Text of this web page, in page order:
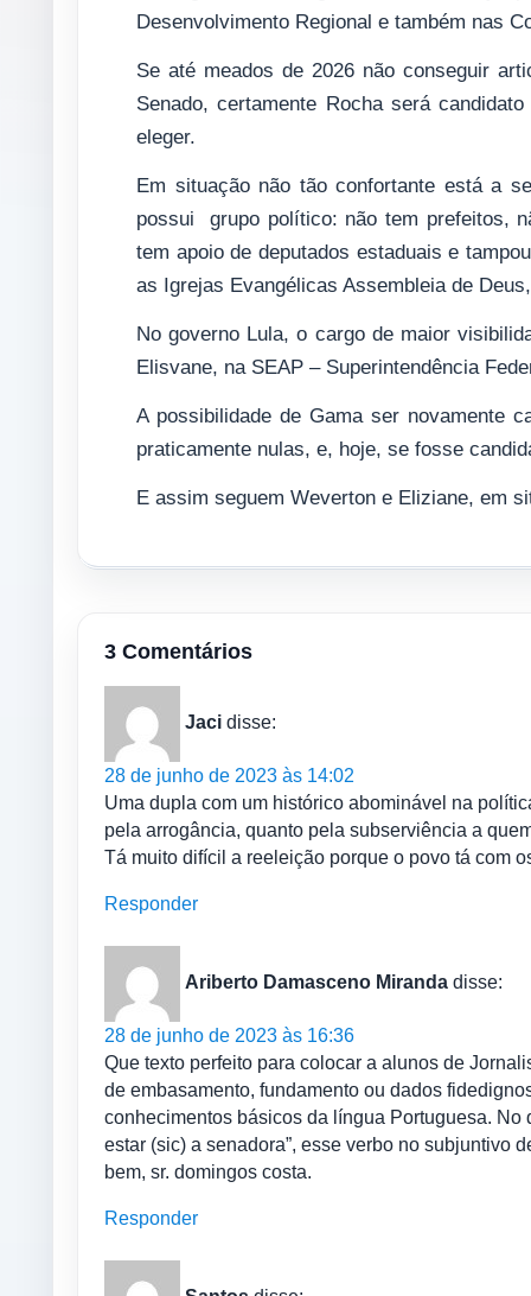
Desenvolvimento Regional e também nas
Se até meados de 2026 não conseguir
Senado, certamente Rocha será
eleger.
Em situação não tão confortante está a
possui grupo político: não tem prefeitos,
tem apoio de deputados estaduais e
as Igrejas Evangélicas Assembleia de
No governo Lula, o cargo de maior
Elisvane, na SEAP – Superintendência
A possibilidade de Gama ser novamente
praticamente nulas, e, hoje, se fosse
E assim seguem Weverton e Eliziane, em
3 Comentários
Jaci disse:
28 de junho de 2023 às 14:02
Uma dupla com um histórico abominável na
pela arrogância, quanto pela subserviência a
Tá muito difícil a reeleição porque o povo tá com
Responder
Ariberto Damasceno Miranda disse:
28 de junho de 2023 às 16:36
Que texto perfeito para colocar a alunos de
de embasamento, fundamento ou dados
conhecimentos básicos da língua Portuguesa. No
estar (sic) a senadora”, esse verbo no subjuntivo
bem, sr. domingos costa.
Responder